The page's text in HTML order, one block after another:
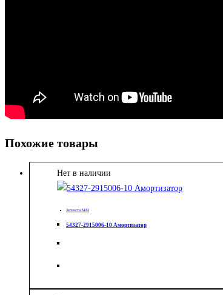
Похожие товары
Нет в наличии
Запчасти МАЗ
54327-2915006-10 Амортизатор